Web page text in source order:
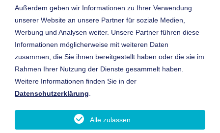
Cookie-Einstellungen
Kontakt & Anfahrt
Öffnungszeiten
Gebrauchtwagen-Suche
Autohaus Josef Pickel GmbH & Co. KG
Autorisierter smart Service
Frauenauracher Straße 95
Außerdem geben wir Informationen zu Ihrer Verwendung
unserer Website an unsere Partner für soziale Medien,
Werbung und Analysen weiter. Unsere Partner führen diese
Informationen möglicherweise mit weiteren Daten
zusammen, die Sie ihnen bereitgestellt haben oder die sie im
Rahmen Ihrer Nutzung der Dienste gesammelt haben.
Weitere Informationen finden Sie in der
Datenschutzerklärung
Alle zulassen